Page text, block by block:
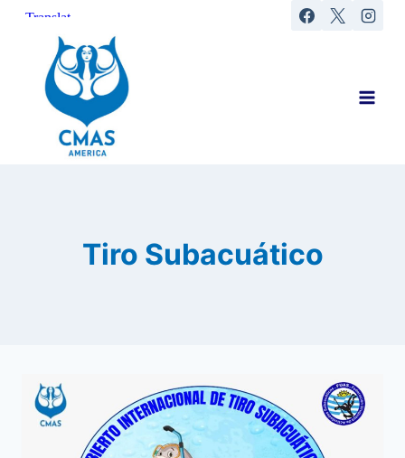
Saltar
contenido
Tiro Subacuático